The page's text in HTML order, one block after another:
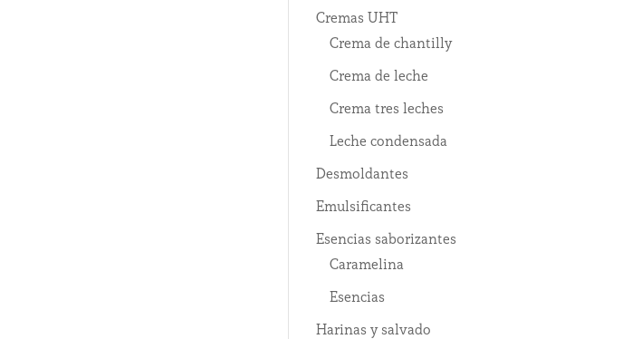
Cremas UHT
Crema de chantilly
Crema de leche
Crema tres leches
Leche condensada
Desmoldantes
Emulsificantes
Esencias saborizantes
Caramelina
Esencias
Harinas y salvado